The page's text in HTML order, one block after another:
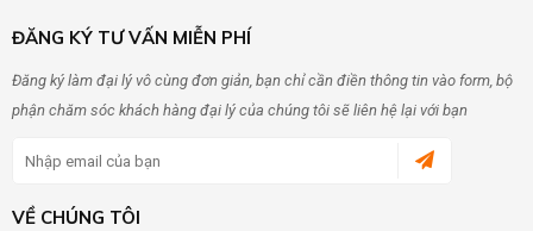
ĐĂNG KÝ TƯ VẤN MIỄN PHÍ
Đăng ký làm đại lý vô cùng đơn giản, bạn chỉ cần điền thông tin vào form, bộ
phận chăm sóc khách hàng đại lý của chúng tôi sẽ liên hệ lại với bạn
VỀ CHÚNG TÔI